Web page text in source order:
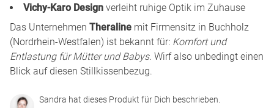
Vichy-Karo Design verleiht ruhige Optik im Zuhause
Das Unternehmen Theraline mit Firmensitz in Buchholz
(Nordrhein-Westfalen) ist bekannt für: Komfort und
Entlastung für Mütter und Babys. Wirf also unbedingt einen
Blick auf diesen Stillkissenbezug.
Sandra hat dieses Produkt für Dich beschrieben.